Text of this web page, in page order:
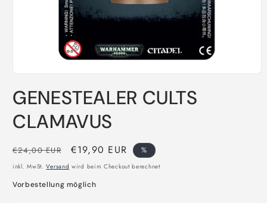
in
Modal
öffnen
GENESTEALER CULTS
CLAMAVUS
Normaler
Preis
€24,00 EUR Verkaufspreis
€19,90 EUR %
inkl. MwSt.Versand wird beim Checkout berechnet
Vorbestellung möglich